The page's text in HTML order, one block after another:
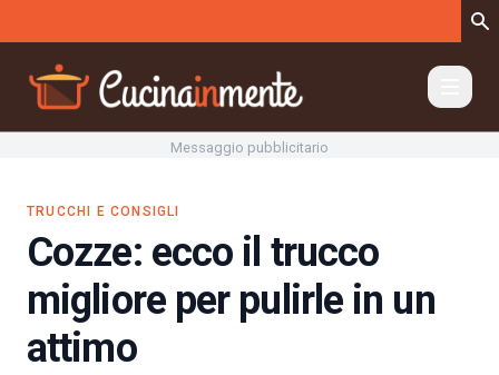
Messaggio pubblicitario
TRUCCHI E CONSIGLI
Cozze: ecco il trucco
migliore per pulirle in un
attimo